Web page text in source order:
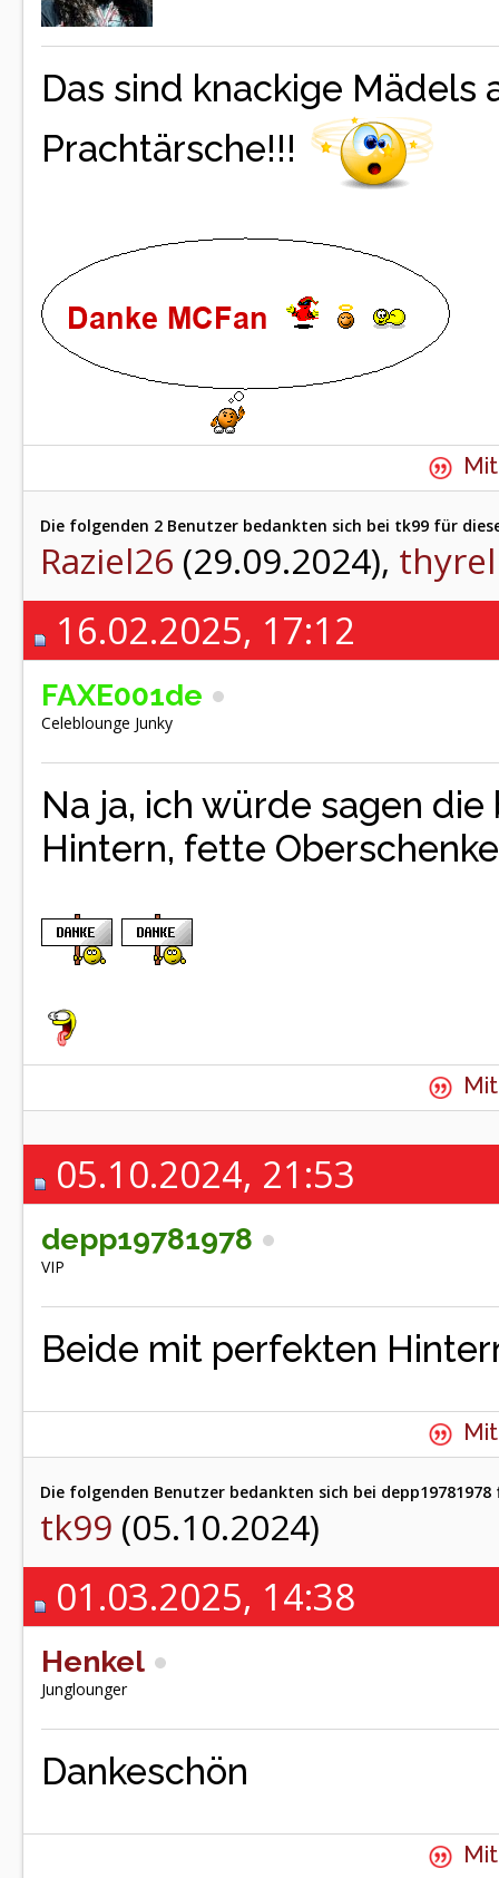
Das sind knackige Mädels
Prachtärsche!!!
Die folgenden 2 Benutzer bedankten sich bei tk99 für
Raziel26 (29.09.2024),
16.02.2025, 17:12
FAXE001de
Celeblounge Junky
Na ja, ich würde sagen
Hintern, fette
05.10.2024, 21:53
depp19781978
VIP
Beide mit perfekten
Die folgenden Benutzer bedankten sich bei
tk99 (05.10.2024)
01.03.2025, 14:38
Henkel
Junglounger
Dankeschön